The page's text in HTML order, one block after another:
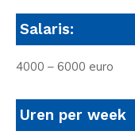
Salaris:
4000 – 6000 euro
Uren per week